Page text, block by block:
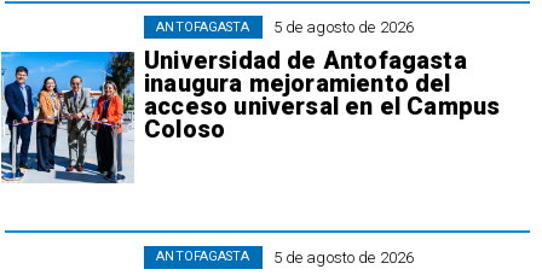
5 de agosto de 2026
Universidad de Antofagasta
inaugura mejoramiento del
acceso universal en el Campus
Coloso
ANTOFAGASTA
5 de agosto de 2026
ANTOFAGASTA